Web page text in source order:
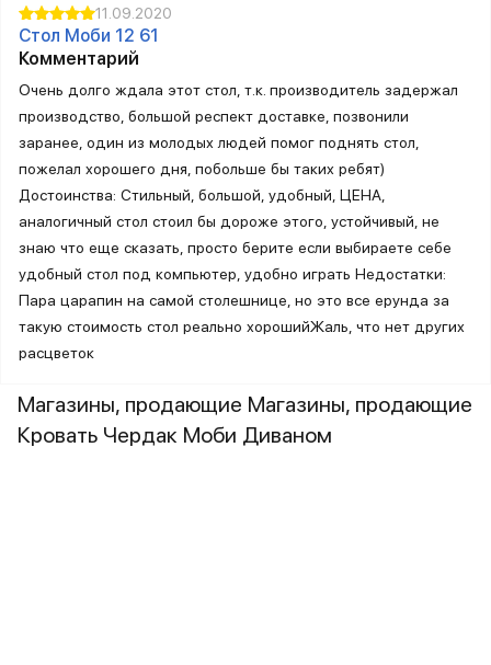
11.09.2020
Стол Моби 12 61
Комментарий
Очень долго ждала этот стол, т.к. производитель задержал
производство, большой респект доставке, позвонили
заранее, один из молодых людей помог поднять стол,
пожелал хорошего дня, побольше бы таких ребят)
Достоинства: Стильный, большой, удобный, ЦЕНА,
аналогичный стол стоил бы дороже этого, устойчивый, не
знаю что еще сказать, просто берите если выбираете себе
удобный стол под компьютер, удобно играть Недостатки:
Пара царапин на самой столешнице, но это все ерунда за
такую стоимость стол реально хорошийЖаль, что нет других
расцветок
Магазины, продающие Магазины, продающие
Кровать Чердак Моби Диваном